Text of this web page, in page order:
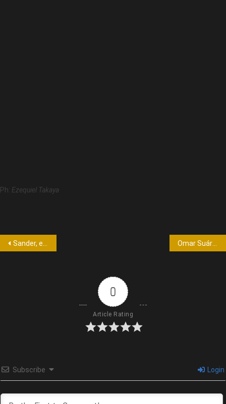
Ph: Ezequiel Takaya
Sander, el productor de Evolución Burlesque, indignado con las nominaciones de los premios Carlos.
0
Article Rating
Subscribe Login